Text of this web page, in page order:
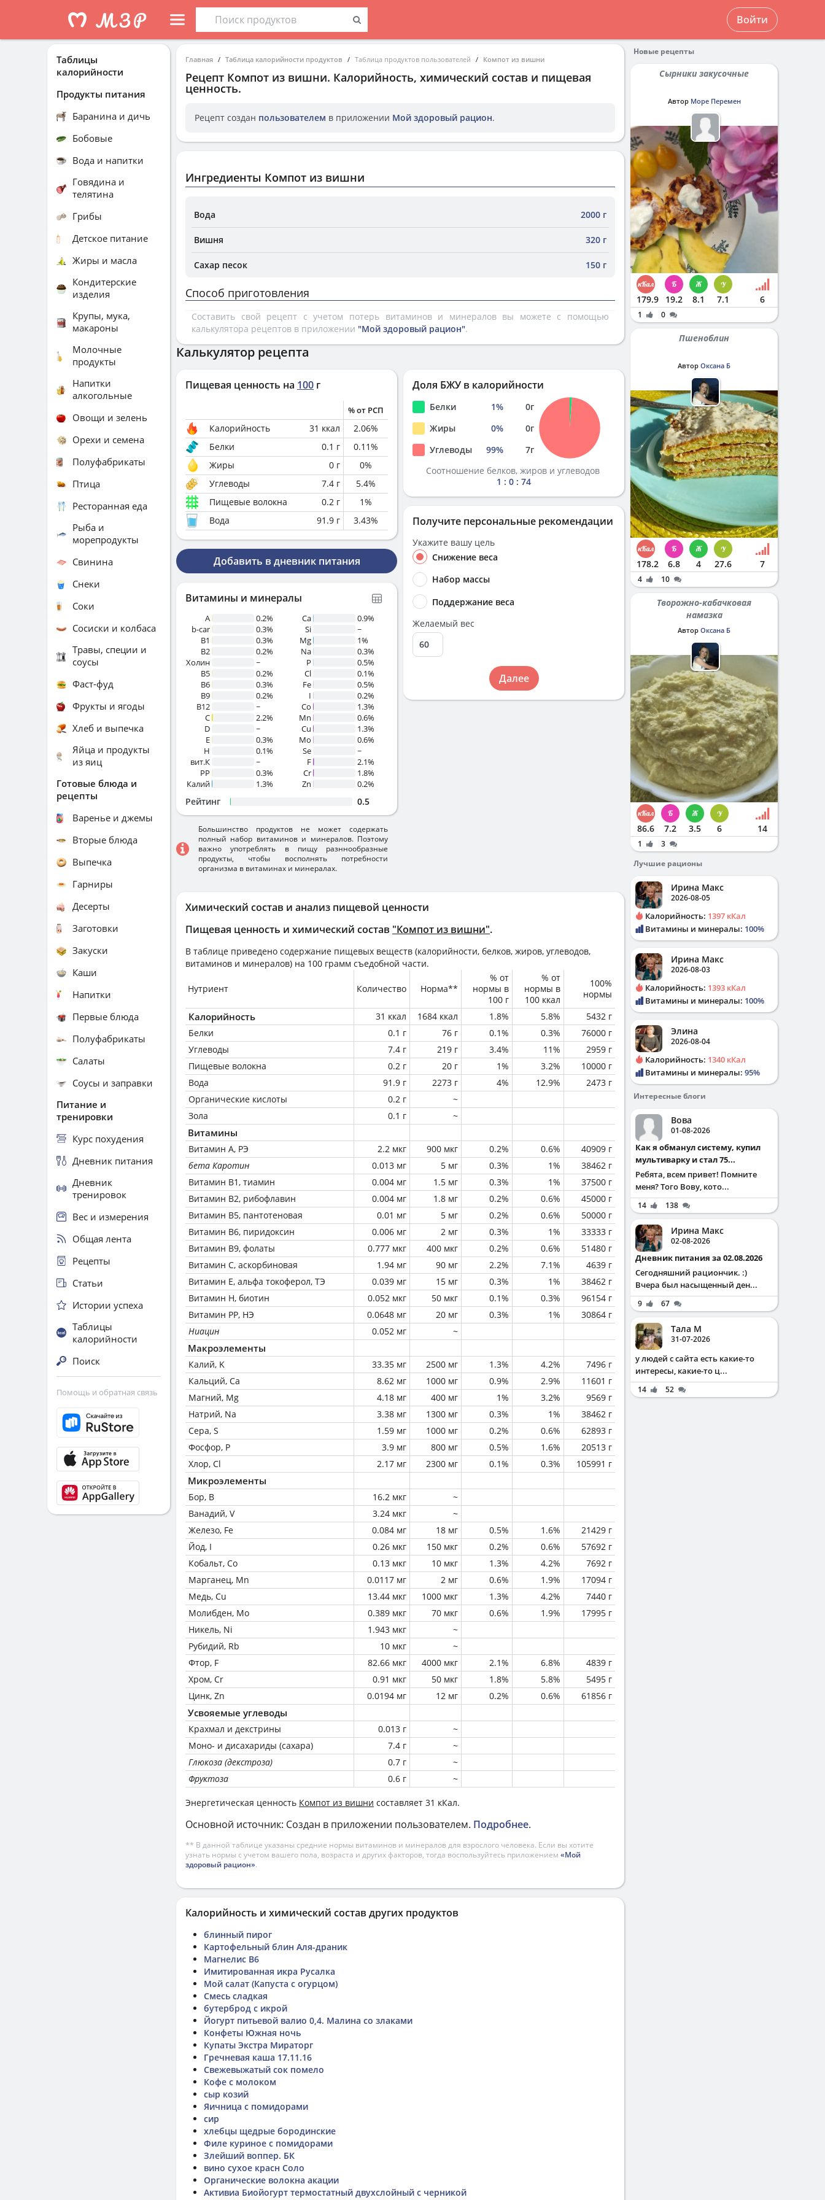
Войти
Главная Таблица калорийности продуктов Таблица продуктов пользователей Компот из вишни
Рецепт Компот из вишни. Калорийность, химический состав и пищевая
ценность.
Рецепт создан пользователем в приложении Мой здоровый рацион.
Ингредиенты Компот из вишни
Вода 2000 г
Вишня 320 г
Сахар песок 150 г
Способ приготовления
Составить свой рецепт с учетом потерь витаминов и минералов вы можете с помощью
калькулятора рецептов в приложении "Мой здоровый рацион".
Химический состав и анализ пищевой ценности
Пищевая ценность и химический состав "Компот из вишни".
В таблице приведено содержание пищевых веществ (калорийности, белков, жиров, углеводов,
витаминов и минералов) на 100 грамм съедобной части.
Нутриент Количество Норма**
% от
нормы в
100 г
% от
нормы в
100 ккал
100%
нормы
Калорийность 31 ккал 1684 ккал 1.8% 5.8%
5432 г
Белки
0.1 г 76 г 0.1% 0.3%
76000 г
Углеводы
7.4 г 219 г 3.4% 11%
2959 г
Пищевые волокна
0.2 г 20 г 1% 3.2%
10000 г
Вода
91.9 г 2273 г 4% 12.9%
2473 г
Органические кислоты
0.2 г
~
Зола
0.1 г ~
Витамины
Витамин А, РЭ 2.2 мкг 900 мкг 0.2% 0.6%
40909 г
бета Каротин
0.013 мг 5 мг 0.3% 1%
38462 г
Витамин В1, тиамин
0.004 мг 1.5 мг 0.3% 1%
37500 г
Витамин В2, рибофлавин
0.004 мг 1.8 мг 0.2% 0.6%
45000 г
Витамин В5, пантотеновая
0.01 мг 5 мг 0.2% 0.6%
50000 г
Витамин В6, пиридоксин
0.006 мг 2 мг 0.3% 1%
33333 г
Витамин В9, фолаты
0.777 мкг 400 мкг 0.2% 0.6%
51480 г
Витамин C, аскорбиновая
1.94 мг 90 мг 2.2% 7.1%
4639 г
Витамин Е, альфа токоферол, ТЭ
0.039 мг 15 мг 0.3% 1%
38462 г
Витамин Н, биотин
0.052 мкг 50 мкг 0.1% 0.3%
96154 г
Витамин РР, НЭ
0.0648 мг 20 мг 0.3% 1%
30864 г
Ниацин
0.052 мг ~
Макроэлементы
Калий, K 33.35 мг 2500 мг 1.3% 4.2%
7496 г
Кальций, Ca
8.62 мг 1000 мг 0.9% 2.9%
11601 г
Магний, Mg
4.18 мг 400 мг 1% 3.2%
9569 г
Натрий, Na
3.38 мг 1300 мг 0.3% 1%
38462 г
Сера, S
1.59 мг 1000 мг 0.2% 0.6%
62893 г
Фосфор, P
3.9 мг 800 мг 0.5% 1.6%
20513 г
Хлор, Cl
2.17 мг 2300 мг 0.1% 0.3% 105991 г
Микроэлементы
Бор, B 16.2 мкг
~
Ванадий, V
3.24 мкг
~
Железо, Fe
0.084 мг 18 мг 0.5% 1.6%
21429 г
Йод, I
0.26 мкг 150 мкг 0.2% 0.6%
57692 г
Кобальт, Co
0.13 мкг 10 мкг 1.3% 4.2%
7692 г
Марганец, Mn
0.0117 мг 2 мг 0.6% 1.9%
17094 г
Медь, Cu
13.44 мкг 1000 мкг 1.3% 4.2%
7440 г
Молибден, Mo
0.389 мкг 70 мкг 0.6% 1.9%
17995 г
Никель, Ni
1.943 мкг
~
Рубидий, Rb
10 мкг
~
Фтор, F
82.66 мкг 4000 мкг 2.1% 6.8%
4839 г
Хром, Cr
0.91 мкг 50 мкг 1.8% 5.8%
5495 г
Цинк, Zn
0.0194 мг 12 мг 0.2% 0.6% 61856 г
Усвояемые углеводы
Крахмал и декстрины 0.013 г
~
Моно- и дисахариды (сахара)
7.4 г
~
Глюкоза (декстроза)
0.7 г
~
Фруктоза
0.6 г ~
Энергетическая ценность Компот из вишни составляет 31 кКал.
Основной источник: Создан в приложении пользователем. Подробнее.
** В данной таблице указаны средние нормы витаминов и минералов для взрослого человека. Если вы хотите
узнать нормы с учетом вашего пола, возраста и других факторов, тогда воспользуйтесь приложением «Мой
здоровый рацион».
Калькулятор рецепта
Пищевая ценность на 100 г
% от РСП
Калорийность 31 ккал 2.06%
Белки
0.1 г 0.11%
Жиры
0 г 0%
Углеводы
7.4 г 5.4%
Пищевые волокна
0.2 г 1%
Вода
91.9 г 3.43%
Добавить в дневник питания
Витамины и минералы
A
0.2%
b-car
0.3%
В1
0.3%
B2
0.2%
Холин
~
B5
0.2%
B6
0.3%
B9
0.2%
B12
~
C
2.2%
D
~
E
0.3%
H
0.1%
вит.К
~
PP
0.3%
Калий
1.3%
Ca
0.9%
Si
~
Mg
1%
Na
0.3%
P
0.5%
Cl
0.1%
Fe
0.5%
I
0.2%
Co
1.3%
Mn
0.6%
Cu
1.3%
Mo
0.6%
Se
~
F
2.1%
Cr
1.8%
Zn
0.2%
Рейтинг 0.5
Большинство продуктов не может содержать
полный набор витаминов и минералов. Поэтому
важно употреблять в пищу разннообразные
продукты, чтобы восполнять потребности
организма в витаминах и минералах.
Доля БЖУ в калорийности
Белки 1% 0г
Жиры
0% 0г
Углеводы
99% 7г
Соотношение белков, жиров и углеводов
1 : 0 : 74
Получите персональные рекомендации
Укажите вашу цель
Снижение веса
Набор массы
Поддержание веса
Желаемый вес
Далее
Калорийность и химический состав других продуктов
блинный пирог
Картофельный блин Аля-драник
Магнелис В6
Имитированная икра Русалка
Мой салат (Капуста с огурцом)
Смесь сладкая
бутерброд с икрой
Йогурт питьевой валио 0,4. Малина со злаками
Конфеты Южная ночь
Купаты Экстра Мираторг
Гречневая каша 17.11.16
Свежевыжатый сок помело
Кофе с молоком
сыр козий
Яичница с помидорами
сир
хлебцы щедрые бородинские
Филе куриное с помидорами
Злейший воппер. БК
вино сухое красн Соло
Органические волокна акации
Активиа Биойогурт термостатный двухслойный с черникой
Таблицы
калорийности
Продукты питания
Баранина и дичь
Бобовые
Вода и напитки
Говядина и
телятина
Грибы
Детское питание
Жиры и масла
Кондитерские
изделия
Крупы, мука,
макароны
Молочные
продукты
Напитки
алкогольные
Овощи и зелень
Орехи и семена
Полуфабрикаты
Птица
Ресторанная еда
Рыба и
морепродукты
Свинина
Снеки
Соки
Сосиски и колбаса
Травы, специи и
соусы
Фаст-фуд
Фрукты и ягоды
Хлеб и выпечка
Яйца и продукты
из яиц
Готовые блюда и
рецепты
Варенье и джемы
Вторые блюда
Выпечка
Гарниры
Десерты
Заготовки
Закуски
Каши
Напитки
Первые блюда
Полуфабрикаты
Салаты
Соусы и заправки
Питание и
тренировки
Курс похудения
Дневник питания
Дневник
тренировок
Вес и измерения
Общая лента
Рецепты
Статьи
Истории успеха
Таблицы
калорийности
Поиск
Помощь и обратная связь
Новые рецепты
Сырники закусочные
Автор Море Перемен
179.9 19.2 8.1 7.1 6
1 0
Пшеноблин
Автор Оксана Б
178.2 6.8 4 27.6 7
4 10
Творожно-кабачковая
намазка
Автор Оксана Б
86.6 7.2 3.5 6 14
1
3
Лучшие рационы
Ирина Макс
2026-08-05
Калорийность: 1397 кКал
Витамины и минералы: 100%
Ирина Макс
2026-08-03
Калорийность: 1393 кКал
Витамины и минералы: 100%
Элина
2026-08-04
Калорийность: 1340 кКал
Витамины и минералы: 95%
Интересные блоги
Вова
01-08-2026
Как я обманул систему, купил
мультиварку и стал 75...
Ребята, всем привет! Помните
меня? Того Вову, кото...
14 138
Ирина Макс
02-08-2026
Дневник питания за 02.08.2026
Сегодняшний рациончик. :)
Вчера был насыщенный ден...
9 67
Тала М
31-07-2026
у людей с сайта есть какие-то
интересы, какие-то ц...
14 52